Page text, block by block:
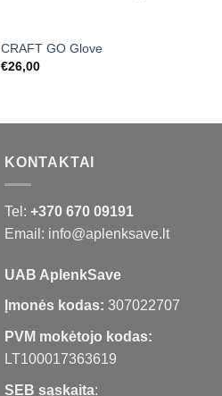
CRAFT GO Glove
€26,00
KONTAKTAI
Tel: +370 670 09191
Email: info@aplenksave.lt
UAB AplenkSave
Įmonės kodas: 307022707
PVM mokėtojo kodas:
LT100017363619
SEB sąskaita: